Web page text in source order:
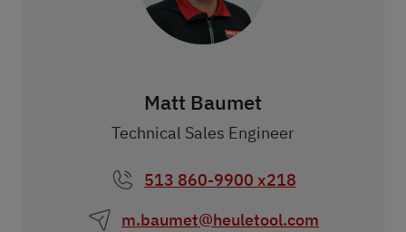
Matt Baumet
Technical Sales Engineer
513 860-9900 x218
m.baumet@heuletool.com